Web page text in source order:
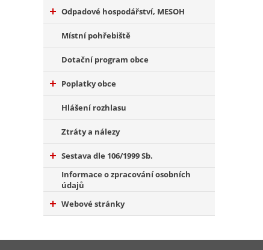
Odpadové hospodářství, MESOH
Místní pohřebiště
Dotační program obce
Poplatky obce
Hlášení rozhlasu
Ztráty a nálezy
Sestava dle 106/1999 Sb.
Informace o zpracování osobních
údajů
Webové stránky